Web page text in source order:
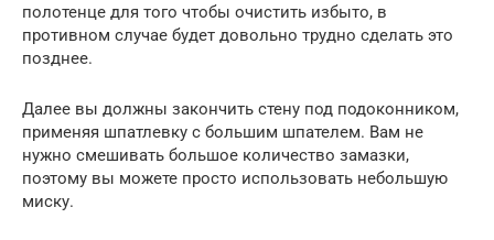
полотенце для того чтобы очистить избыто, в
противном случае будет довольно трудно сделать это
позднее.
Далее вы должны закончить стену под подоконником,
применяя шпатлевку с большим шпателем. Вам не
нужно смешивать большое количество замазки,
поэтому вы можете просто использовать небольшую
миску.